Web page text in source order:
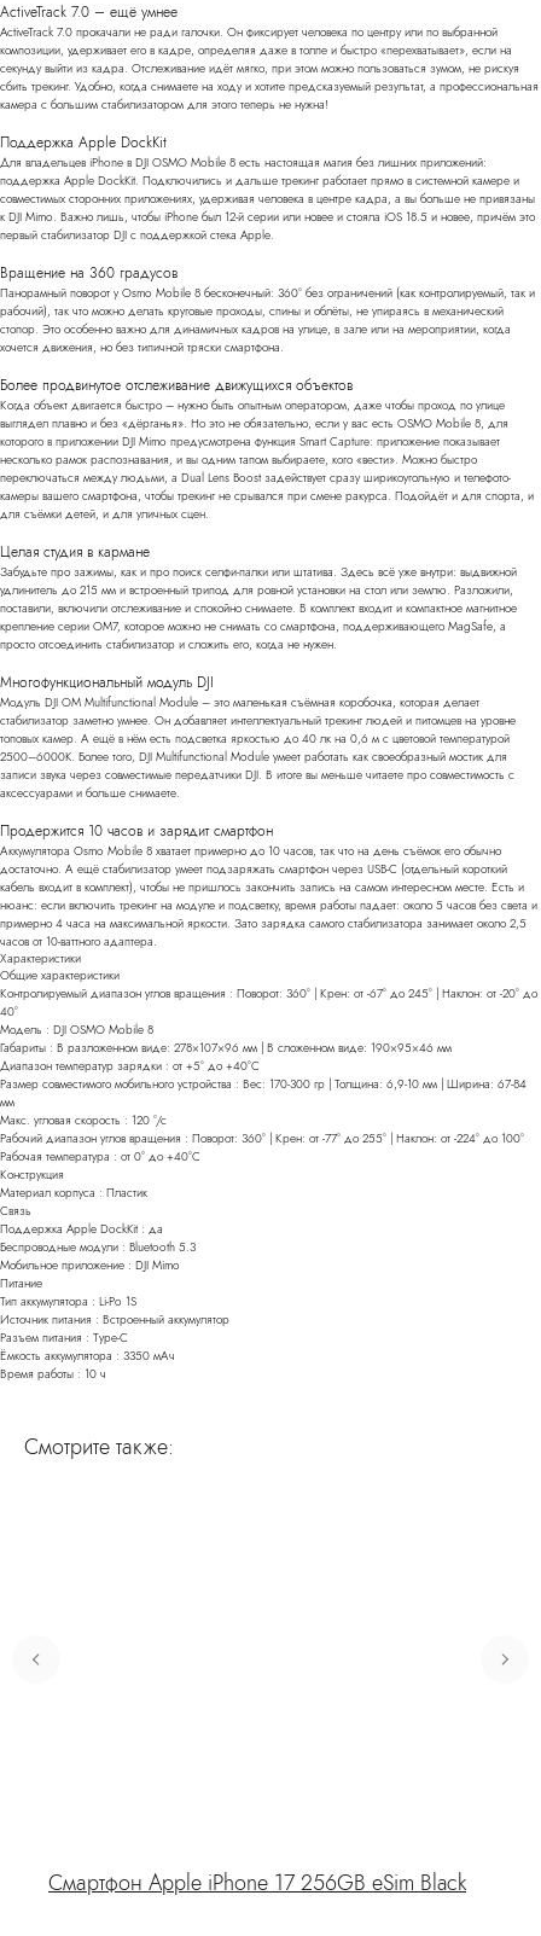
ActiveTrack 7.0 – ещё умнее
ActiveTrack 7.0 прокачали не ради галочки. Он фиксирует человека по центру или по выбранной
композиции, удерживает его в кадре, определяя даже в толпе и быстро «перехватывает», если на
секунду выйти из кадра. Отслеживание идёт мягко, при этом можно пользоваться зумом, не рискуя
сбить трекинг. Удобно, когда снимаете на ходу и хотите предсказуемый результат, а профессиональная
камера с большим стабилизатором для этого теперь не нужна!
Поддержка Apple DockKit
Для владельцев iPhone в DJI OSMO Mobile 8 есть настоящая магия без лишних приложений:
поддержка Apple DockKit. Подключились и дальше трекинг работает прямо в системной камере и
совместимых сторонних приложениях, удерживая человека в центре кадра, а вы больше не привязаны
к DJI Mimo. Важно лишь, чтобы iPhone был 12-й серии или новее и стояла iOS 18.5 и новее, причём это
первый стабилизатор DJI с поддержкой стека Apple.
Вращение на 360 градусов
Панорамный поворот у Osmo Mobile 8 бесконечный: 360° без ограничений (как контролируемый, так и
рабочий), так что можно делать круговые проходы, спины и облёты, не упираясь в механический
стопор. Это особенно важно для динамичных кадров на улице, в зале или на мероприятии, когда
хочется движения, но без типичной тряски смартфона.
Более продвинутое отслеживание движущихся объектов
Когда объект двигается быстро – нужно быть опытным оператором, даже чтобы проход по улице
выглядел плавно и без «дёрганья». Но это не обязательно, если у вас есть OSMO Mobile 8, для
которого в приложении DJI Mimo предусмотрена функция Smart Capture: приложение показывает
несколько рамок распознавания, и вы одним тапом выбираете, кого «вести». Можно быстро
переключаться между людьми, а Dual Lens Boost задействует сразу ширикоугольную и телефото-
камеры вашего смартфона, чтобы трекинг не срывался при смене ракурса. Подойдёт и для спорта, и
для съёмки детей, и для уличных сцен.
Целая студия в кармане
Забудьте про зажимы, как и про поиск селфи-палки или штатива. Здесь всё уже внутри: выдвижной
удлинитель до 215 мм и встроенный трипод для ровной установки на стол или землю. Разложили,
поставили, включили отслеживание и спокойно снимаете. В комплект входит и компактное магнитное
крепление серии OM7, которое можно не снимать со смартфона, поддерживающего MagSafe, а
просто отсоединить стабилизатор и сложить его, когда не нужен.
Многофункциональный модуль DJI
Модуль DJI OM Multifunctional Module – это маленькая съёмная коробочка, которая делает
стабилизатор заметно умнее. Он добавляет интеллектуальный трекинг людей и питомцев на уровне
топовых камер. А ещё в нём есть подсветка яркостью до 40 лк на 0,6 м с цветовой температурой
2500–6000K. Более того, DJI Multifunctional Module умеет работать как своеобразный мостик для
записи звука через совместимые передатчики DJI. В итоге вы меньше читаете про совместимость с
аксессуарами и больше снимаете.
Продержится 10 часов и зарядит смартфон
Аккумулятора Osmo Mobile 8 хватает примерно до 10 часов, так что на день съёмок его обычно
достаточно. А ещё стабилизатор умеет подзаряжать смартфон через USB-C (отдельный короткий
кабель входит в комплект), чтобы не пришлось закончить запись на самом интересном месте. Есть и
нюанс: если включить трекинг на модуле и подсветку, время работы падает: около 5 часов без света и
примерно 4 часа на максимальной яркости. Зато зарядка самого стабилизатора занимает около 2,5
часов от 10-ваттного адаптера.
Характеристики
Общие характеристики
Контролируемый диапазон углов вращения : Поворот: 360° | Крен: от -67° до 245° | Наклон: от -20° до
40°
Модель : DJI OSMO Mobile 8
Габариты : В разложенном виде: 278×107×96 мм | В сложенном виде: 190×95×46 мм
Диапазон температур зарядки : от +5° до +40°С
Размер совместимого мобильного устройства : Вес: 170-300 гр | Толщина: 6,9-10 мм | Ширина: 67-84
мм
Макс. угловая скорость : 120 °/с
Рабочий диапазон углов вращения : Поворот: 360° | Крен: от -77° до 255° | Наклон: от -224° до 100°
Рабочая температура : от 0° до +40°С
Конструкция
Материал корпуса : Пластик
Связь
Поддержка Apple DockKit : да
Беспроводные модули : Bluetooth 5.3
Мобильное приложение : DJI Mimo
Питание
Тип аккумулятора : Li-Po 1S
Источник питания : Встроенный аккумулятор
Разъем питания : Type-C
Ёмкость аккумулятора : 3350 мАч
Время работы : 10 ч
Смотрите также:
Смартфон Apple iPhone 17 256GB eSim Black